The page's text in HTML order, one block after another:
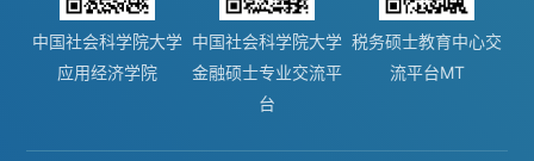
中国社会科学院大学
应用经济学院
中国社会科学院大学
金融硕士专业交流平
台
税务硕士教育中心交
流平台MT